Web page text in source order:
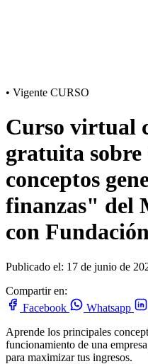
• Vigente CURSO
Curso virtual
gratuita
conceptos
finanzas" del
con
Publicado el: 17 de junio de
Compartir en:
Facebook
Whatsapp
Aprende los principales
funcionamiento de una
para maximizar tus ingresos.